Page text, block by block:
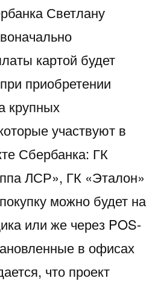
Светлану
картой будет
приобретении
крупных
участвуют в
Сбербанка: ГК
ЛСР», ГК «Эталон»
можно будет на
или же через POS-
в офисах
что проект